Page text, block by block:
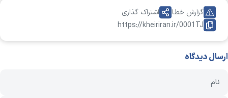
https://kheiriran.ir/0001TJ
گزارش خطا اشتراک گذاری
ارسال دیدگاه